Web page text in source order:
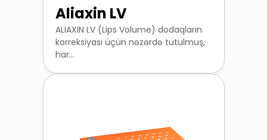
Aliaxin LV
ALIAXIN LV (Lips Volume) dodaqların
korreksiyası üçün nəzərdə tutulmuş,
har...